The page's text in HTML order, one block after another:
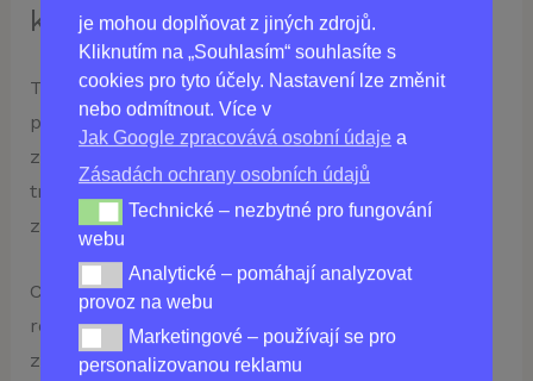
je mohou doplňovat z jiných zdrojů.
Kliknutím na „Souhlasím“ souhlasíte s
cookies pro tyto účely. Nastavení lze změnit
nebo odmítnout. Více v
Jak Google zpracovává osobní údaje a
Zásadách ochrany osobních údajů
Technické – nezbytné pro fungování webu
Technické – nezbytné pro fungování
webu
Analytické – pomáhají analyzovat provoz na webu
Analytické – pomáhají analyzovat
provoz na webu
Marketingové – používají se pro personalizovanou
Marketingové – používají se pro
personalizovanou reklamu
které jste snili, s CoraLiftem!
Toto nové revoluční řešení péče o pleť dokáže
proměnit mdlou, stárnoucí pleť v mladistvou a
zářivou. Již po jednom měsíci používání uvidíte
transformační výsledky – připravte se nechat
zazářit svou vnitřní krásu!
CoraLift pomáhá zvýšit produkci kolagenu a
regenerovat buňky, čímž eliminuje vrásky a
zvyšuje pružnost pleti. Jeho jedinečná směs